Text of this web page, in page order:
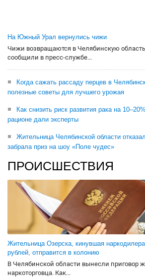
На Южный Урал вернулись чижи
Чижи возвращаются в Челябинскую
сообщили в пресс-службе...
Когда сажать рассаду перцев в
полезные советы для лучшего урожая
Как снизить риск развития рака на
рационе дали эксперты
Жительница Челябинской области
забрала приз на шоу «Поле чудес»
ПРОИСШЕСТВИЯ
Жительница Озерска, кинувшая
рублей, отправится в колонию
В Челябинской области вынесли приговор
наркоторговца. Как...